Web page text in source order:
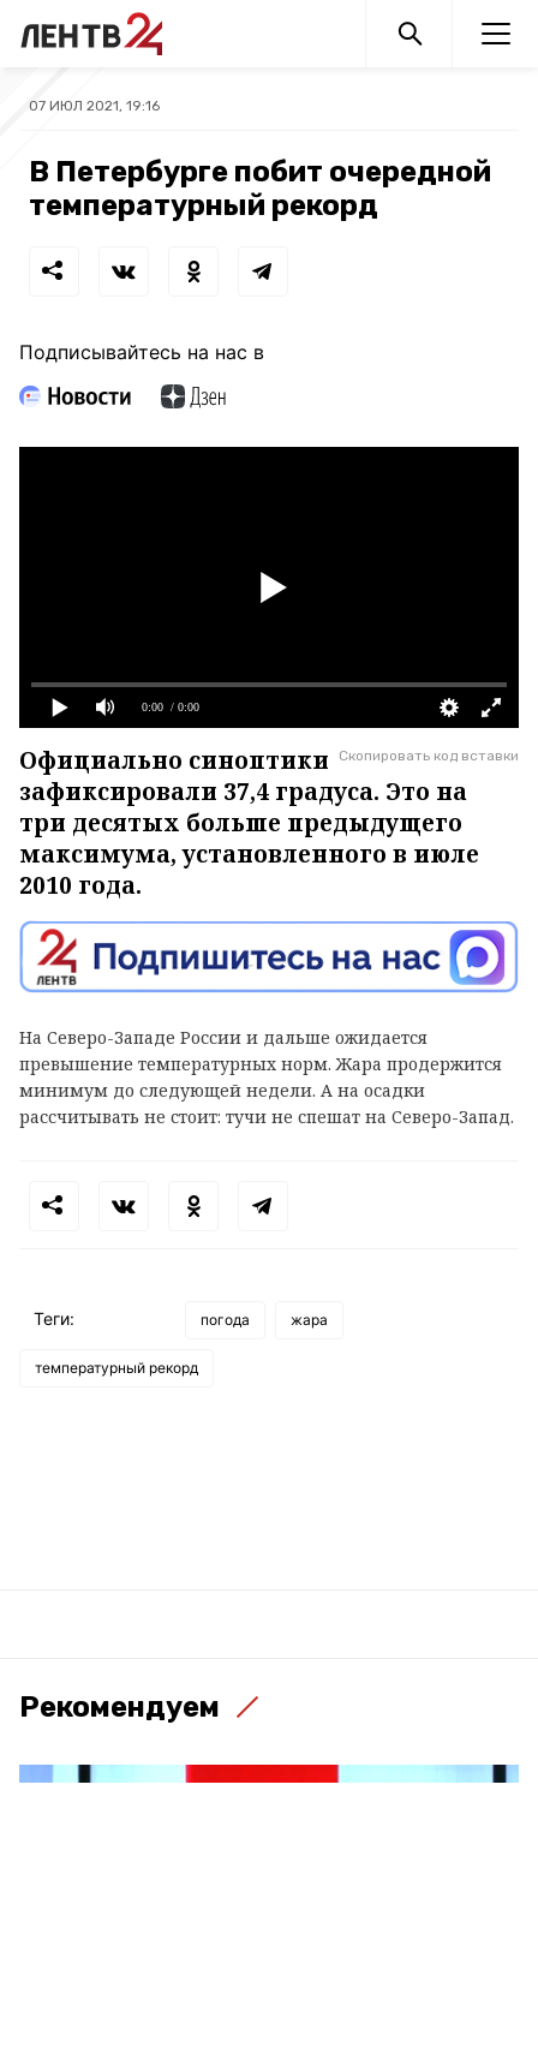
07 ИЮЛ 2021, 19:16
В Петербурге побит очередной
температурный рекорд
Подписывайтесь на нас в
0:00 / 0:00
Скопировать код вставки
Официально синоптики
зафиксировали 37,4 градуса. Это на
три десятых больше предыдущего
максимума, установленного в июле
2010 года.
На Северо-Западе России и дальше ожидается
превышение температурных норм. Жара продержится
минимум до следующей недели. А на осадки
рассчитывать не стоит: тучи не спешат на Северо-Запад.
Теги: погода жара
температурный рекорд
Рекомендуем